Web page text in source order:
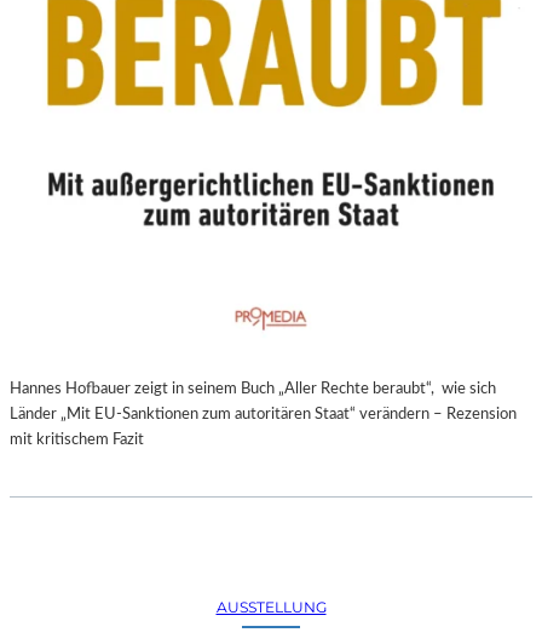
Hannes Hofbauer zeigt in seinem Buch „Aller Rechte beraubt“, wie sich
Länder „Mit EU-Sanktionen zum autoritären Staat“ verändern – Rezension
mit kritischem Fazit
AUSSTELLUNG